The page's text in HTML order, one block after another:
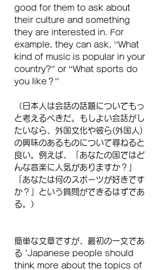
good for them to ask about
their culture and something
they are interested in. For
example, they can ask, ‘‘What
kind of music is popular in your
country?’’ or ‘‘What sports do
you like？’’
（日本人は会話の話題についてもっ
と考えるべきだ。もしよい会話がし
たいなら、外国文化や彼ら(外国人)
の興味のあるものについて尋ねると
良い。例えば、「あなたの国ではど
んな音楽に人気がありますか？」
「あなたは何のスポーツが好きです
か？」という質問ができるはずであ
る。）
簡単な文章ですが、最初の一文であ
る 'Japanese people should
think more about the topics of